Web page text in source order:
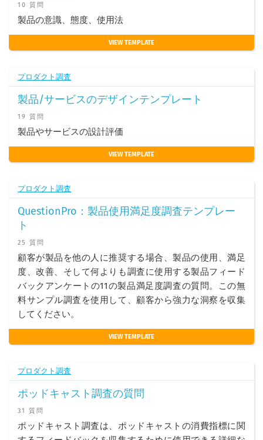
10 質問
製品の意識、態度、使用法
VIEW TEMPLATE
プロダクト調査
製品/サービスのデザインテンプレート
19 質問
製品やサービスの設計評価
VIEW TEMPLATE
プロダクト調査
QuestionPro：製品使用満足度調査テンプレー
ト
25 質問
顧客が製品を他の人に推奨する場合、製品の使用、満足
度、改善、そして何よりも調査に使用する製品フィード
バックアンケートの11の製品満足度調査の質問。この無
料サンプル調査を使用して、顧客から強力な洞察を収集
してください。
VIEW TEMPLATE
プロダクト調査
ポッドキャスト調査の質問
31 質問
ポッドキャスト調査は、ポッドキャストの消費指標に関